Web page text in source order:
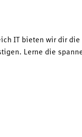
IT bieten wir dir
Lerne die